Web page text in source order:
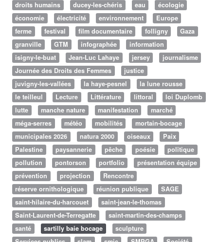
droits humains
ducey-les-chéris eau
écologie
économie
électricité environnement
Europe
ferme
festival film documentaire folligny
Gaza
granville
GTM infographée
information
isigny-le-buat
Jean-Luc Lahaye jersey
journalisme
Journée des Droits des Femmes
justice
juvigny-les-vallées
la haye-pesnel
la lune rousse
le teilleul
Lecture Littérature littoral
loi Duplomb
lutte
manche nature manifestation
marché
méga-serres
météo mobilités
mortain-bocage
municipales 2026
natura 2000 oiseaux
Paix
Palestine
paysannerie pêche poésie
politique
pollution
pontorson portfolio
présentation équipe
prévention
projection
Rencontre
réserve ornithologique
réunion publique
SAGE
saint-hilaire-du-harcouet
saint-jean-le-thomas
Saint-Laurent-de-Terregatte
saint-martin-des-champs
santé
sartilly baie bocage
sculpture